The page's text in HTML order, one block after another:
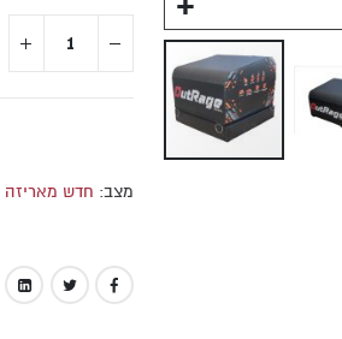
מצב: חדש מאריזה